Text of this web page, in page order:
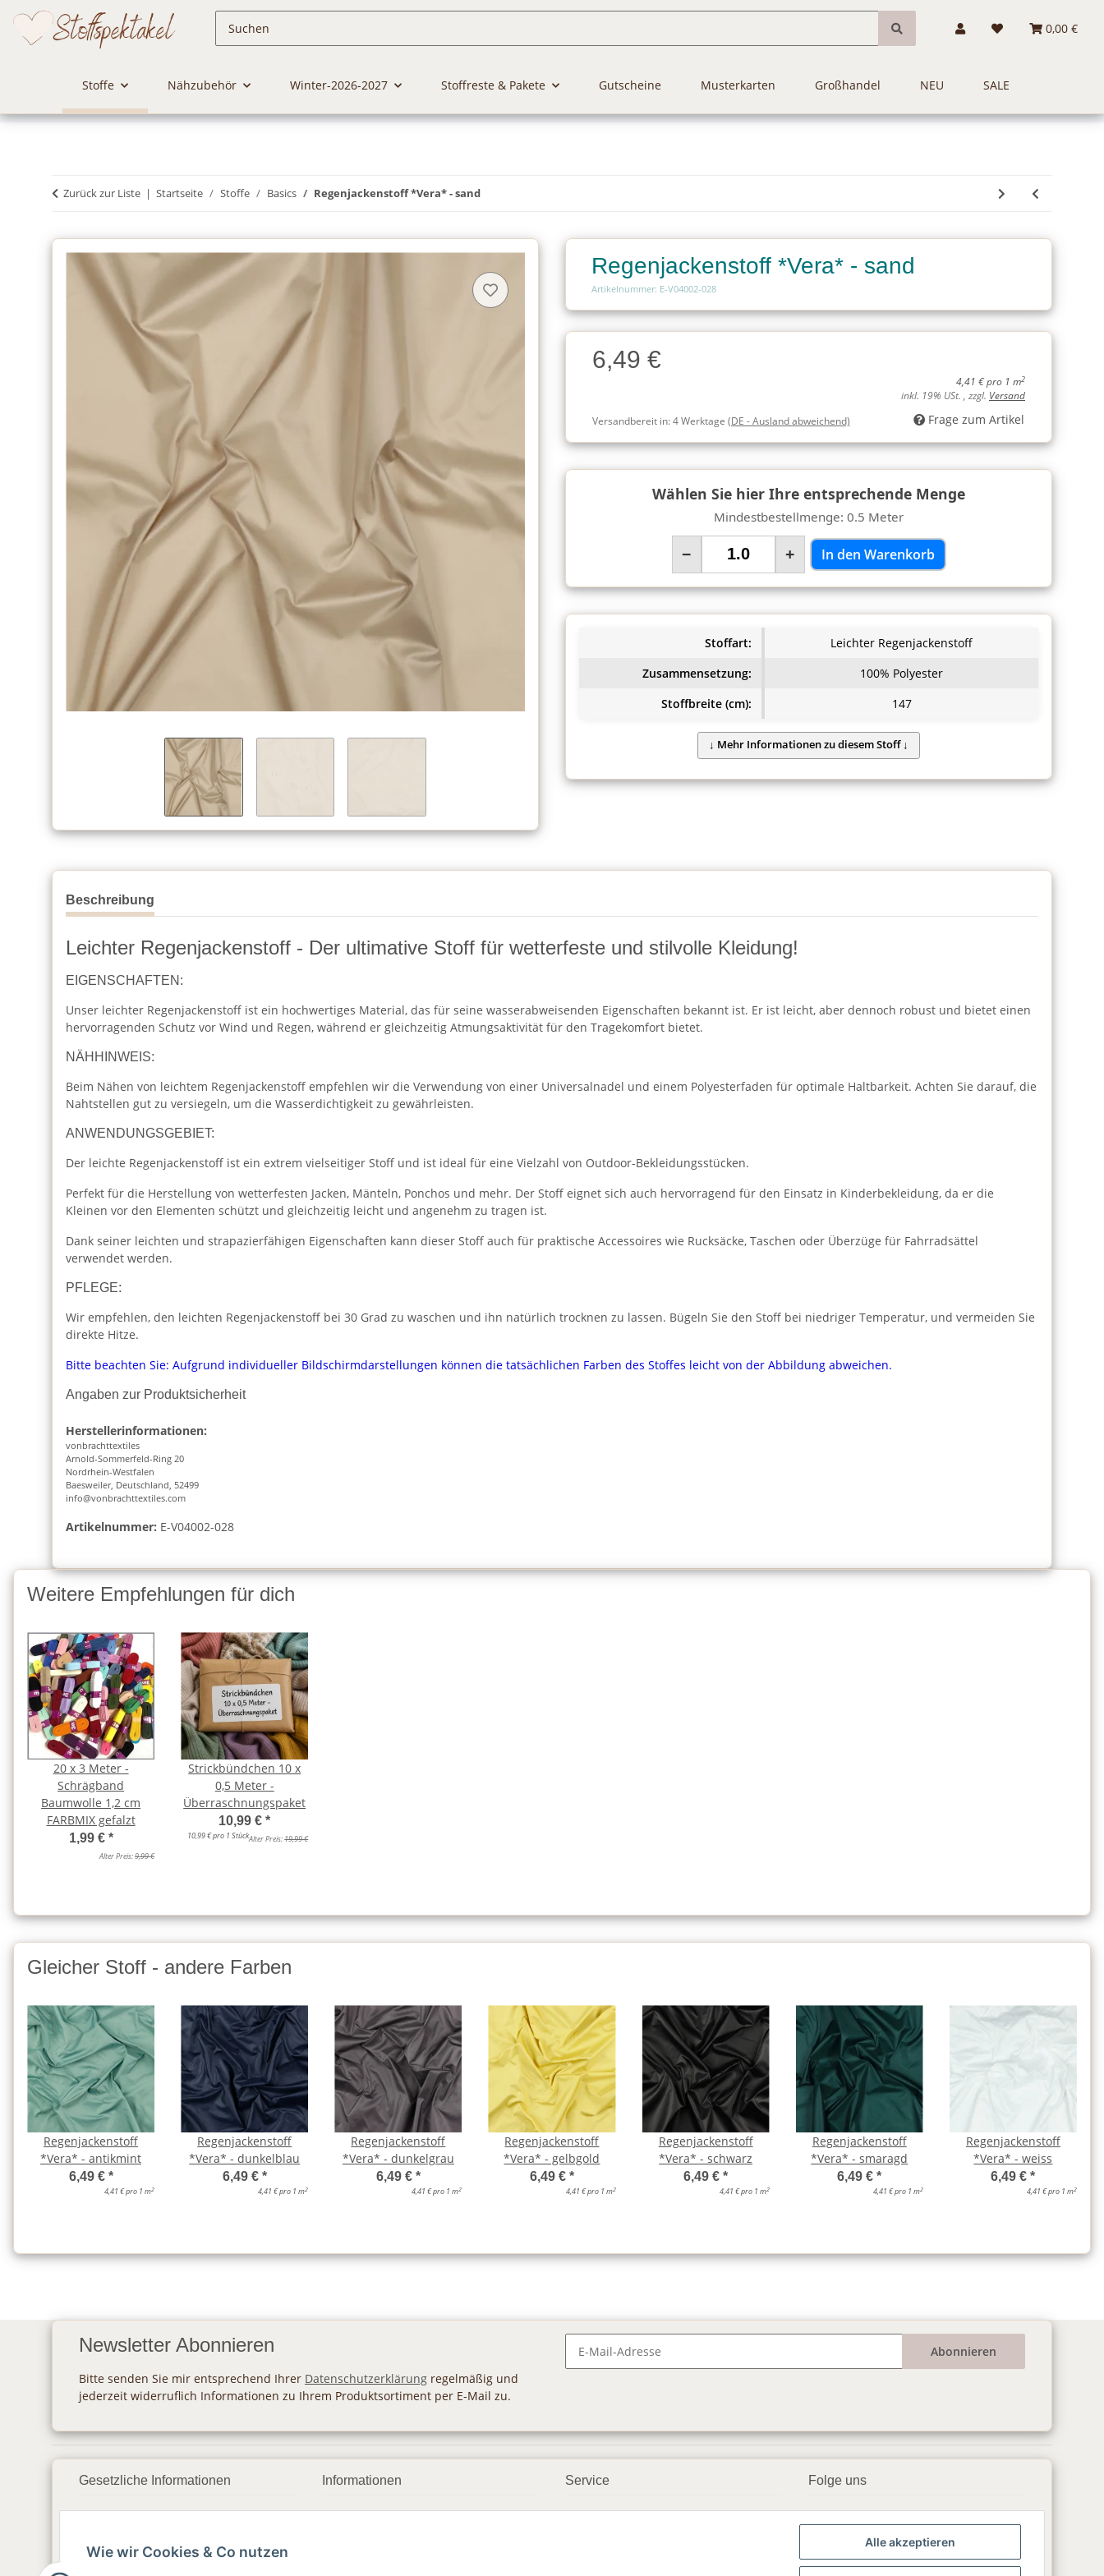
0,00 €
Stoffe Nähzubehör Winter-2026-2027 Stoffreste & Pakete Gutscheine Musterkarten Großhandel NEU SALE
Zurück zur Liste Startseite Stoffe Basics Regenjackenstoff *Vera* - sand
Regenjackenstoff *Vera* - sand
Artikelnummer: E-V04002-028
Charge
Charge6,49 €
4,41 € pro 1 m2
inkl. 19% USt. , zzgl. Versand
Versandbereit in:4 Werktage (DE - Ausland abweichend) Frage zum Artikel
Wählen Sie hier Ihre entsprechende Menge
Mindestbestellmenge: 0.5 Meter
− + In den Warenkorb
Stoffart:
Leichter Regenjackenstoff
Zusammensetzung:
100% Polyester
Stoffbreite (cm):
147
Beschreibung
Leichter Regenjackenstoff - Der ultimative Stoff für wetterfeste und stilvolle Kleidung!
EIGENSCHAFTEN:
Unser leichter Regenjackenstoff ist ein hochwertiges Material, das für seine wasserabweisenden Eigenschaften bekannt ist. Er ist leicht, aber dennoch robust und bietet einen
hervorragenden Schutz vor Wind und Regen, während er gleichzeitig Atmungsaktivität für den Tragekomfort bietet.
NÄHHINWEIS:
Beim Nähen von leichtem Regenjackenstoff empfehlen wir die Verwendung von einer Universalnadel und einem Polyesterfaden für optimale Haltbarkeit. Achten Sie darauf, die
Nahtstellen gut zu versiegeln, um die Wasserdichtigkeit zu gewährleisten.
ANWENDUNGSGEBIET:
Der leichte Regenjackenstoff ist ein extrem vielseitiger Stoff und ist ideal für eine Vielzahl von Outdoor-Bekleidungsstücken.
Perfekt für die Herstellung von wetterfesten Jacken, Mänteln, Ponchos und mehr. Der Stoff eignet sich auch hervorragend für den Einsatz in Kinderbekleidung, da er die
Kleinen vor den Elementen schützt und gleichzeitig leicht und angenehm zu tragen ist.
Dank seiner leichten und strapazierfähigen Eigenschaften kann dieser Stoff auch für praktische Accessoires wie Rucksäcke, Taschen oder Überzüge für Fahrradsättel
verwendet werden.
PFLEGE:
Wir empfehlen, den leichten Regenjackenstoff bei 30 Grad zu waschen und ihn natürlich trocknen zu lassen. Bügeln Sie den Stoff bei niedriger Temperatur, und vermeiden Sie
direkte Hitze.
Bitte beachten Sie: Aufgrund individueller Bildschirmdarstellungen können die tatsächlichen Farben des Stoffes leicht von der Abbildung abweichen.
Angaben zur Produktsicherheit
Herstellerinformationen:
vonbrachttextiles
Arnold-Sommerfeld-Ring 20
Nordrhein-Westfalen
Baesweiler, Deutschland, 52499
info@vonbrachttextiles.com
Artikelnummer: E-V04002-028
Weitere Empfehlungen für dich
20 x 3 Meter -
Schrägband
Baumwolle 1,2 cm
FARBMIX gefalzt
1,99 € *
Alter Preis:9,99 €
Strickbündchen 10 x
0,5 Meter -
Überraschnungspaket
10,99 €*
10,99 € pro 1 StückAlter Preis:19,99 €
Gleicher Stoff - andere Farben
Regenjackenstoff
*Vera* - antikmint
6,49 € *
4,41 € pro 1 m2
Regenjackenstoff
*Vera* - dunkelblau
6,49 € *
4,41 € pro 1 m2
Regenjackenstoff
*Vera* - dunkelgrau
6,49 € *
4,41 € pro 1 m2
Regenjackenstoff
*Vera* - gelbgold
6,49 € *
4,41 € pro 1 m2
Regenjackenstoff
*Vera* - schwarz
6,49 €*
4,41 € pro 1 m2
Regenjackenstoff
*Vera* - smaragd
6,49 €*
4,41 € pro 1 m2
Regenjackenstoff
*Vera* - weiss
6,49 €*
4,41 € pro 1 m2
Newsletter Abonnieren
Bitte senden Sie mir entsprechend Ihrer Datenschutzerklärung regelmäßig und
jederzeit widerruflich Informationen zu Ihrem Produktsortiment per E-Mail zu.
Abonnieren
Gesetzliche Informationen
AGB
Informationen Service Folge uns
▶️ YouTube
Wie wir Cookies & Co nutzen
Alle akzeptieren